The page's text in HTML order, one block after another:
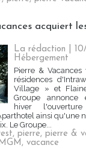
acquiert
La rédaction |
Hébergement
Pierre &
résidences
Village » et
Groupe annonce
hiver
ainsi qu'une
Le Groupe...
, pierre, pierre &
, vacance